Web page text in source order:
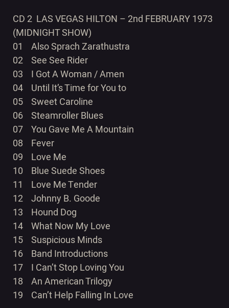
CD 2 LAS VEGAS HILTON – 2nd FEBRUARY 1973
(MIDNIGHT SHOW)
01 Also Sprach Zarathustra
02 See See Rider
03 I Got A Woman / Amen
04 Until It’s Time for You to
05 Sweet Caroline
06 Steamroller Blues
07 You Gave Me A Mountain
08 Fever
09 Love Me
10 Blue Suede Shoes
11 Love Me Tender
12 Johnny B. Goode
13 Hound Dog
14 What Now My Love
15 Suspicious Minds
16 Band Introductions
17 I Can’t Stop Loving You
18 An American Trilogy
19 Can’t Help Falling In Love